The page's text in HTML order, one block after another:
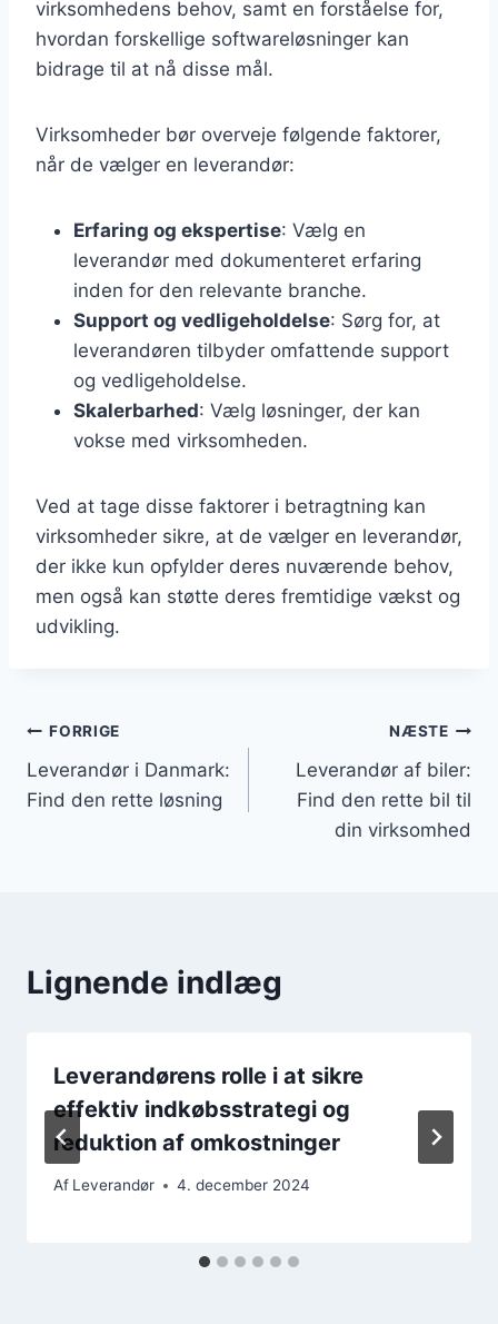
virksomhedens behov, samt en forståelse for,
hvordan forskellige softwareløsninger kan
bidrage til at nå disse mål.
Virksomheder bør overveje følgende faktorer,
når de vælger en leverandør:
Erfaring og ekspertise: Vælg en
leverandør med dokumenteret erfaring
inden for den relevante branche.
Support og vedligeholdelse: Sørg for, at
leverandøren tilbyder omfattende support
og vedligeholdelse.
Skalerbarhed: Vælg løsninger, der kan
vokse med virksomheden.
Ved at tage disse faktorer i betragtning kan
virksomheder sikre, at de vælger en leverandør,
der ikke kun opfylder deres nuværende behov,
men også kan støtte deres fremtidige vækst og
udvikling.
Indlægsnavigation
FORRIGE
Leverandør i Danmark:
Find den rette løsning
NÆSTE
Leverandør af biler:
Find den rette bil til
din virksomhed
Lignende indlæg
Leverandørens rolle i at sikre
effektiv indkøbsstrategi og
reduktion af omkostninger
Af Leverandør 4. december 2024